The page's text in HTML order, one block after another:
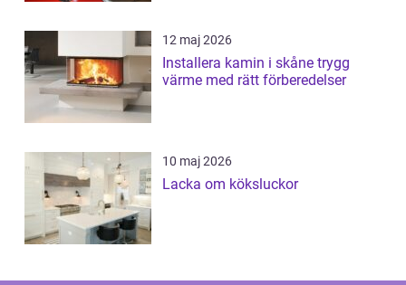
12 maj 2026
Installera kamin i skåne trygg
värme med rätt förberedelser
10 maj 2026
Lacka om köksluckor